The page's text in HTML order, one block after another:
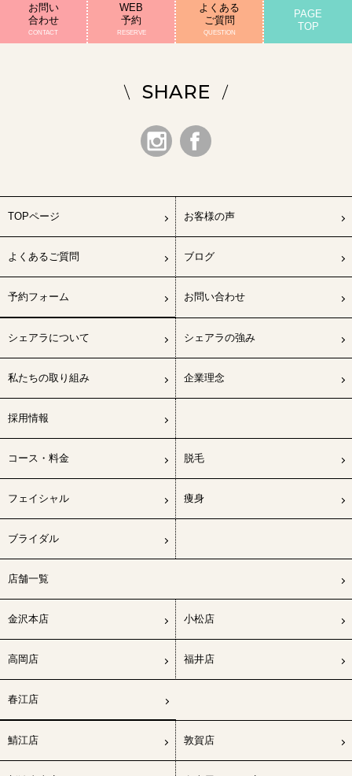
お問い
合わせ
WEB
予約
よくある
ご質問
PAGE
TOP
SHARE
TOPページ お客様の声
よくあるご質問 ブログ
予約フォーム お問い合わせ
シェアラについて シェアラの強み
私たちの取り組み 企業理念
採用情報
コース・料金 脱毛
フェイシャル 痩身
ブライダル
店舗一覧
金沢本店 小松店
高岡店 福井店
春江店
鯖江店 敦賀店